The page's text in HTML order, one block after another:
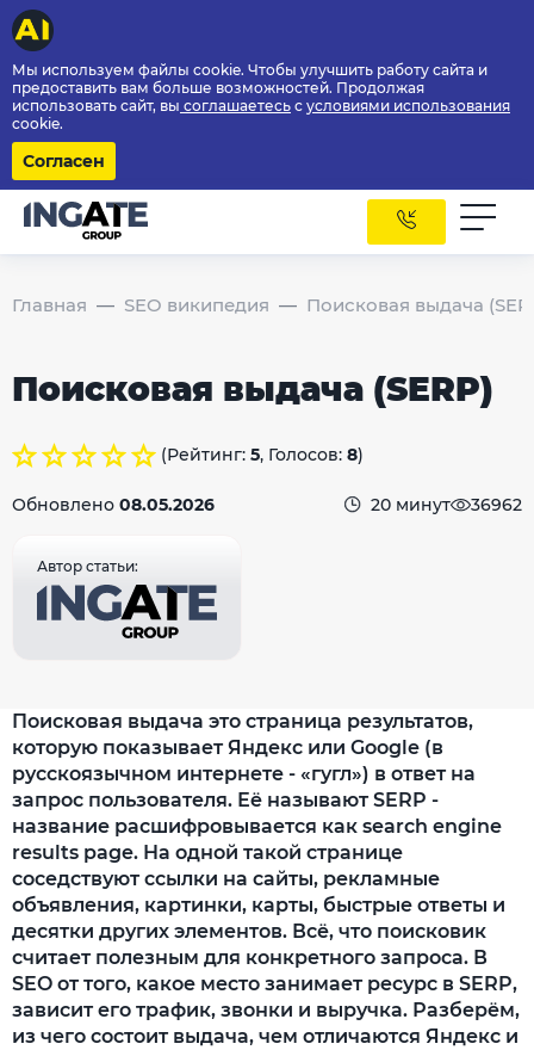
Мы используем файлы cookie. Чтобы улучшить работу сайта и
предоставить вам больше возможностей. Продолжая
использовать сайт, вы соглашаетесь с условиями использования
cookie.
Согласен
Главная SEO википедия Поисковая выдача
Поисковая выдача (SERP)
(Рейтинг: 5, Голосов: 8)
Обновлено 08.05.2026 20 минут 36962
Автор статьи:
Поисковая выдача это страница результатов,
которую показывает Яндекс или Google (в
русскоязычном интернете - «гугл») в ответ на
запрос пользователя. Её называют SERP -
название расшифровывается как search engine
results page. На одной такой странице
соседствуют ссылки на сайты, рекламные
объявления, картинки, карты, быстрые ответы и
десятки других элементов. Всё, что поисковик
считает полезным для конкретного запроса. В
SEO от того, какое место занимает ресурс в SERP,
зависит его трафик, звонки и выручка. Разберём,
из чего состоит выдача, чем отличаются Яндекс и